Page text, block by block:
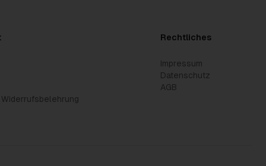
Rechtliches
Impressum
Datenschutz
AGB